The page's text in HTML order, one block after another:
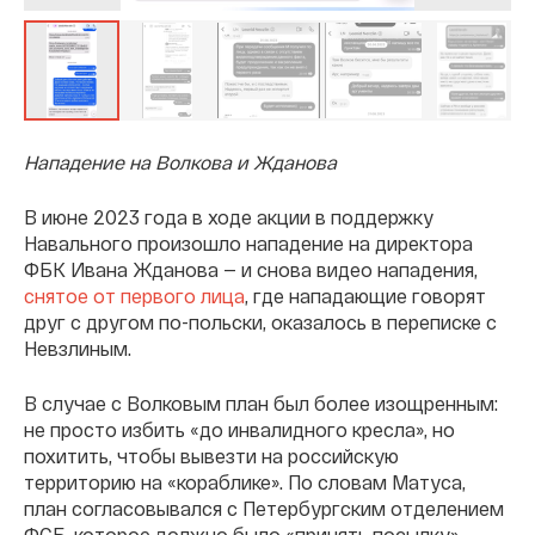
Нападение на Волкова и Жданова
В июне 2023 года в ходе акции в поддержку
Навального произошло нападение на директора
ФБК Ивана Жданова — и снова видео нападения,
снятое от первого лица , где нападающие говорят
друг с другом по-польски, оказалось в переписке с
Невзлиным.
В случае с Волковым план был более изощренным:
не просто избить «до инвалидного кресла», но
похитить, чтобы вывезти на российскую
территорию на «кораблике». По словам Матуса,
план согласовывался с Петербургским отделением